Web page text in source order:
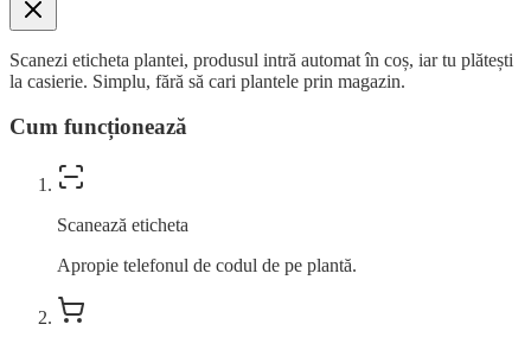
Scanezi eticheta plantei, produsul intră automat în coș, iar tu plătești
la casierie. Simplu, fără să cari plantele prin magazin.
Cum funcționează
Scanează eticheta
Apropie telefonul de codul de pe plantă.